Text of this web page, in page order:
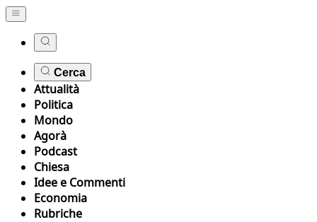
Cerca
Attualità
Politica
Mondo
Agorà
Podcast
Chiesa
Idee e Commenti
Economia
Rubriche